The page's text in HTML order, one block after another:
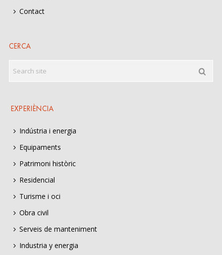
Contact
CERCA
EXPERIÈNCIA
Indústria i energia
Equipaments
Patrimoni històric
Residencial
Turisme i oci
Obra civil
Serveis de manteniment
Industria y energia